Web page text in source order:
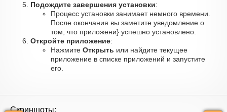
Подождите завершения установки:
Процесс установки занимает немного времени.
После окончания вы заметите уведомление о
том, что приложени} успешно установлено.
Откройте приложение:
Нажмите Открыть или найдите текущее
приложение в списке приложений и запустите
его.
Скриншоты: